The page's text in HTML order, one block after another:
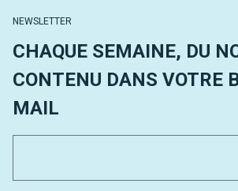
NEWSLETTER
CHAQUE SEMAINE, DU
CONTENU DANS VOTRE
MAIL